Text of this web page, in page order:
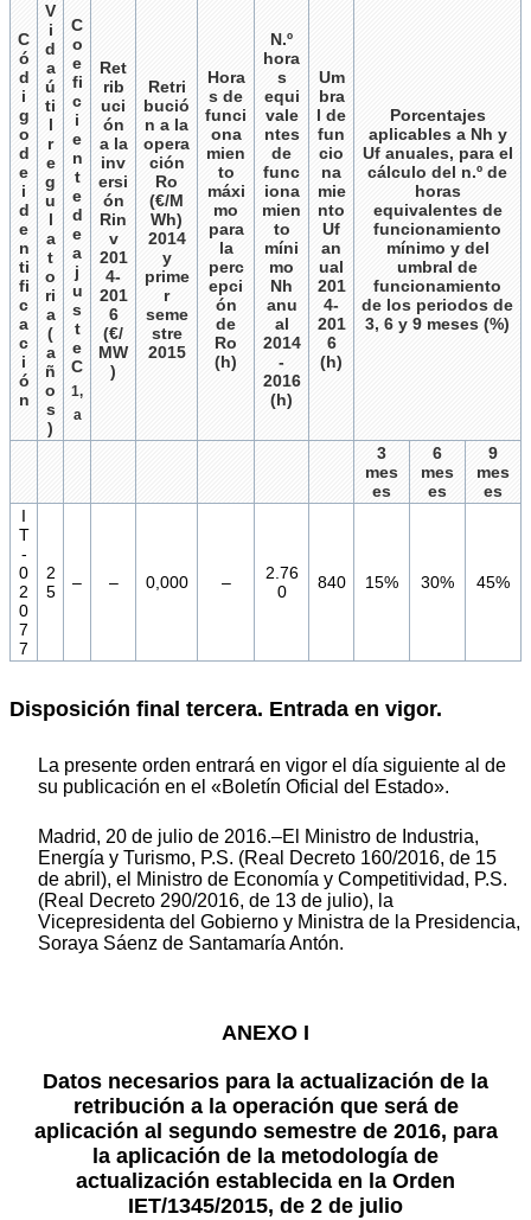
C
ó
d
i
g
o
d
e
i
d
e
n
ti
fi
c
a
c
i
ó
n
V
i
d
a
ú
ti
l
r
e
g
u
l
a
t
o
ri
a
(
a
ñ
o
s
)
C
o
e
fi
c
i
e
n
t
e
d
e
a
j
u
s
t
e
C
1,
a
Ret
rib
uci
ón
a la
inv
ersi
ón
Rin
v
201
4-
201
6
(€/
MW
)
Retri
bució
n a la
opera
ción
Ro
(€/M
Wh)
2014
y
prime
r
seme
stre
2015
Hora
s de
funci
ona
mien
to
máxi
mo
para
la
perc
epci
ón
de
Ro
(h)
N.º
hora
s
equi
vale
ntes
de
func
iona
mien
to
míni
mo
Nh
anu
al
2014
-
2016
(h)
Um
bra
l de
fun
cio
na
mie
nto
Uf
an
ual
201
4-
201
6
(h)
Porcentajes
aplicables a Nh y
Uf anuales, para el
cálculo del n.º de
horas
equivalentes de
funcionamiento
mínimo y del
umbral de
funcionamiento
de los periodos de
3, 6 y 9 meses (%)
3
mes
es
6
mes
es
9
mes
es
I
T
-
0
2
0
7
7
2
5
– – 0,000 –
2.76
0
840 15% 30% 45%
Disposición final tercera. Entrada en vigor.
La presente orden entrará en vigor el día siguiente al de
su publicación en el «Boletín Oficial del Estado».
Madrid, 20 de julio de 2016.–El Ministro de Industria,
Energía y Turismo, P.S. (Real Decreto 160/2016, de 15
de abril), el Ministro de Economía y Competitividad, P.S.
(Real Decreto 290/2016, de 13 de julio), la
Vicepresidenta del Gobierno y Ministra de la Presidencia,
Soraya Sáenz de Santamaría Antón.
ANEXO I
Datos necesarios para la actualización de la
retribución a la operación que será de
aplicación al segundo semestre de 2016, para
la aplicación de la metodología de
actualización establecida en la Orden
IET/1345/2015, de 2 de julio